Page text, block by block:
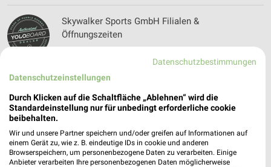
Skywalker Sports GmbH Filialen &
Öffnungszeiten
Sonderpreis Baumarkt Prospekte & Angebote für
Tostedt
Spedition Heiser Prospekte und Angebote für
Wentorf bei Hamburg
Datenschutzbestimmungen
Datenschutzeinstellungen
Durch Klicken auf die Schaltfläche „Ablehnen“ wird die
Standardeinstellung nur für unbedingt erforderliche cookie
beibehalten.
Wir und unsere Partner speichern und/oder greifen auf Informationen auf
einem Gerät zu, wie z. B. eindeutige IDs in cookie und anderen
Browserspeichern, um personenbezogene Daten zu verarbeiten. Einige
Anbieter verarbeiten Ihre personenbezogenen Daten möglicherweise